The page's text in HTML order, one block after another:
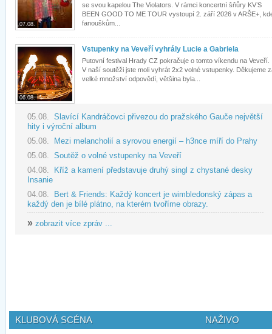
07.08.
se svou kapelou The Violators. V rámci koncertní šňůry KV’S
BEEN GOOD TO ME TOUR vystoupí 2. září 2026 v ARŠE+,
fanouškům...
06.08.
Vstupenky na Veveří vyhrály Lucie a Gabriela
Putovní festival Hrady CZ pokračuje o tomto víkendu na Veveří.
V naší soutěži jste moli vyhrát 2x2 volné vstupenky. Děkujeme
velké množství odpovědí, většina byla...
05.08. Slavící Kandráčovci přivezou do pražského Gauče největší
hity i výroční album
05.08. Mezi melancholií a syrovou energií – h3nce míří do Prahy
05.08. Soutěž o volné vstupenky na Veveří
04.08. Kříž a kamení představuje druhý singl z chystané desky
Insanie
04.08. Bert & Friends: Každý koncert je wimbledonský zápas a
každý den je bílé plátno, na kterém tvoříme obrazy.
» zobrazit více zpráv ...
KLUBOVÁ SCÉNA NAŽIVO